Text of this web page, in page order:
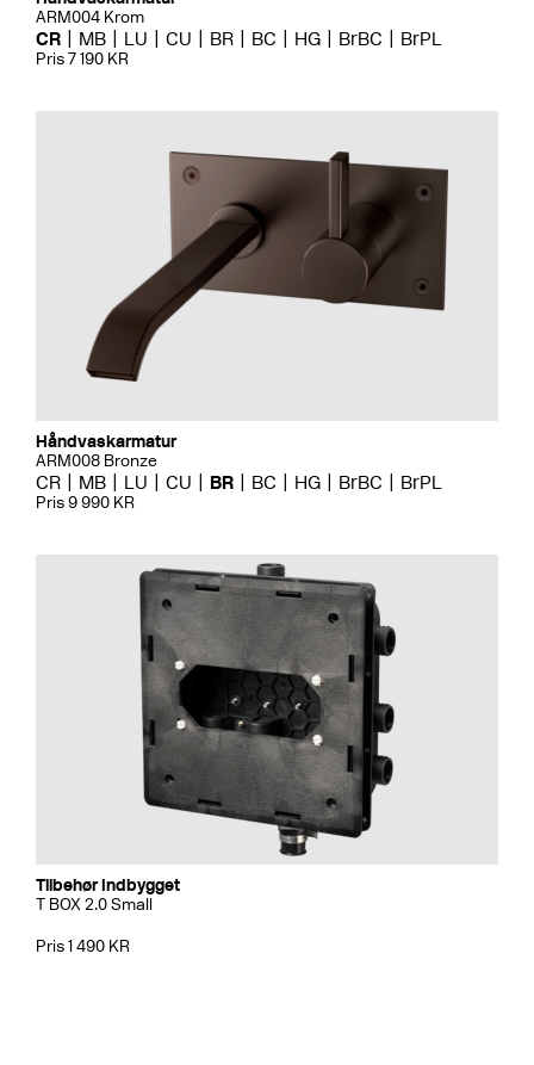
ARM004 Krom
CR MB LU CU BR BC HG BrBC BrPL
Pris 7 190 KR
Håndvaskarmatur
ARM008 Bronze
CR MB LU CU BR BC HG BrBC BrPL
Pris 9 990 KR
Tilbehør Indbygget
T BOX 2.0 Small
Pris 1 490 KR